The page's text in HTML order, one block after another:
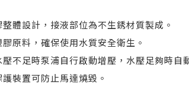
體設計，接液部位為不生銹材質製成。
原料，確保使用水質安全衛生。
不足時泵浦自行啟動增壓，水壓足夠時自
裝置可防止馬達燒毀。